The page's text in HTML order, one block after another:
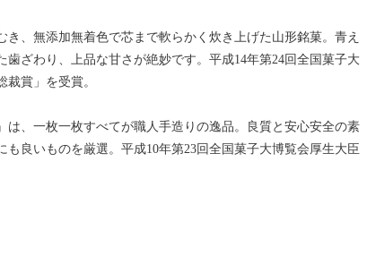
き、無添加無着色で芯まで軟らかく炊き上げた山形銘菓。青え
歯ざわり、上品な甘さが絶妙です。平成14年第24回全国菓子大
賞」を受賞。
は、一枚一枚すべてが職人手造りの逸品。良質と安心安全の素
も良いものを厳選。平成10年第23回全国菓子大博覧会厚生大臣